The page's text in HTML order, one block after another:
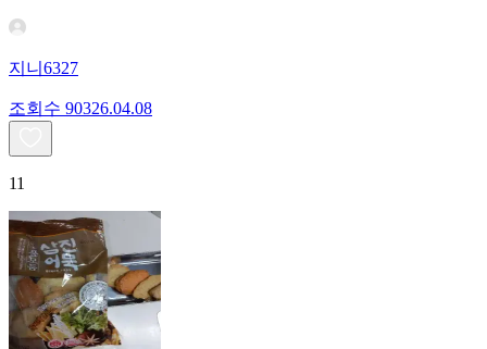
지니6327
조회수 90326.04.08
11